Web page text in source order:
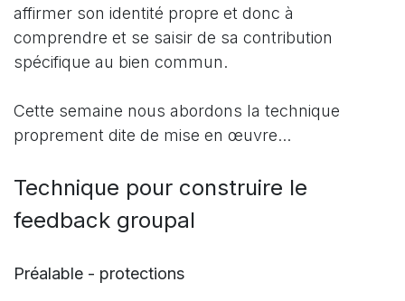
affirmer son identité propre et donc à
comprendre et se saisir de sa contribution
spécifique au bien commun.
Cette semaine nous abordons la technique
proprement dite de mise en œuvre...
Technique pour construire le
feedback groupal
Préalable - protections